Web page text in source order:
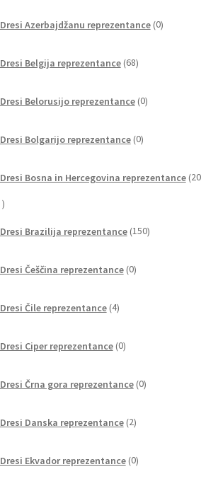
Dresi Azerbajdžanu reprezentance 0izdelkov
Dresi Belgija reprezentance 68izdelkov
Dresi Belorusijo reprezentance 0izdelkov
Dresi Bolgarijo reprezentance 0izdelkov
Dresi Bosna in Hercegovina reprezentance 20
20
Dresi Brazilija reprezentance 150izdelkov
Dresi Češčina reprezentance 0izdelkov
Dresi Čile reprezentance 4izdelki
Dresi Ciper reprezentance 0izdelkov
Dresi Črna gora reprezentance 0izdelkov
Dresi Danska reprezentance 2izdelka
Dresi Ekvador reprezentance 0izdelkov